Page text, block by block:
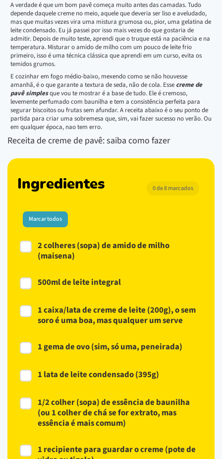
A verdade é que um bom pavê começa muito antes das camadas. Tudo
depende daquele creme no meio, aquele que deveria ser liso e aveludado,
mas que muitas vezes vira uma mistura grumosa ou, pior, uma gelatina de
leite condensado. Eu já passei por isso mais vezes do que gostaria de
admitir. Depois de muito teste, aprendi que o truque está na paciência e na
temperatura. Misturar o amido de milho com um pouco de leite frio
primeiro, isso é uma técnica clássica que aprendi em um curso, evita os
temidos grumos.
E cozinhar em fogo médio-baixo, mexendo como se não houvesse
amanhã, é o que garante a textura de seda, não de cola. Esse creme de
pavê simplesque vou te mostrar é a base de tudo. Ele é cremoso,
levemente perfumado com baunilha e tem a consistência perfeita para
segurar biscoitos ou frutas sem afundar. A receita abaixo é o seu ponto de
partida para criar uma sobremesa que, sim, vai fazer sucesso no verão. Ou
em qualquer época, nao tem erro.
Receita de creme de pavê: saiba como fazer
Ingredientes 0 de 8 marcados
Marcar todos
2 colheres (sopa) de amido de milho
(maisena)
500ml de leite integral
1 caixa/lata de creme de leite (200g), o sem
soro é uma boa, mas qualquer um serve
1 gema de ovo (sim, só uma, peneirada)
1 lata de leite condensado (395g)
1/2 colher (sopa) de essência de baunilha
(ou 1 colher de chá se for extrato, mas
essência é mais comum)
1 recipiente para guardar o creme (pote de